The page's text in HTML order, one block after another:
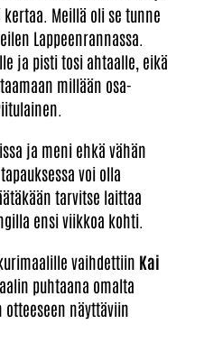
Meillä oli se tunne
Lappeenrannassa.
ja pisti tosi ahtaalle, eikä
millään osa-
ja meni ehkä vähän
voi olla
tarvitse laittaa
ensi viikkoa kohti.
vaihdettiin Kai
puhtaana omalta
otteeseen näyttäviin